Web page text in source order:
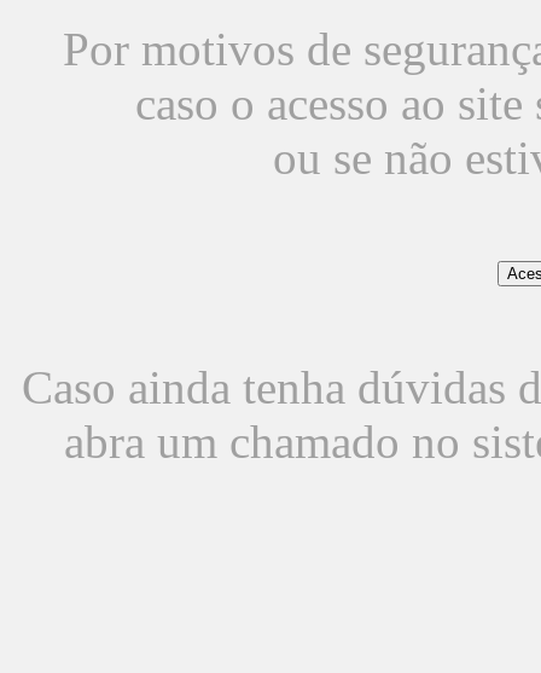
Por motivos de
caso o acesso ao
ou se não
Caso ainda tenha dúvidas
abra um chamado no